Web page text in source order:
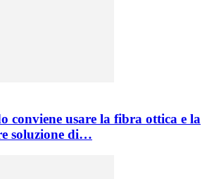
conviene usare la fibra ottica e la
soluzione di…